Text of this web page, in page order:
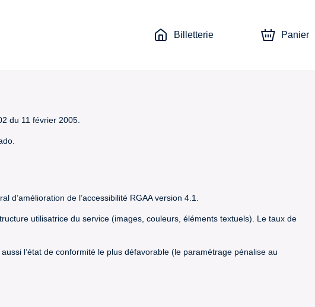
Billetterie Panier
du 11 février 2005.
de l’accessibilité RGAA version 4.1.
utilisatrice du service (images, couleurs, éléments textuels). Le taux de
l’état de conformité le plus défavorable (le paramétrage pénalise au